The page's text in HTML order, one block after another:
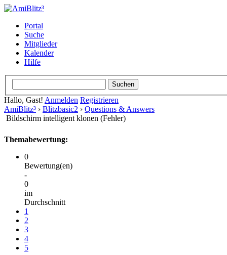
Portal
Suche
Mitglieder
Kalender
Hilfe
Hallo, Gast! Anmelden Registrieren
AmiBlitz³ › Blitzbasic2 › Questions & Answers
Bildschirm intelligent klonen (Fehler)
Themabewertung:
0
Bewertung(en)
-
0
im
Durchschnitt
1
2
3
4
5